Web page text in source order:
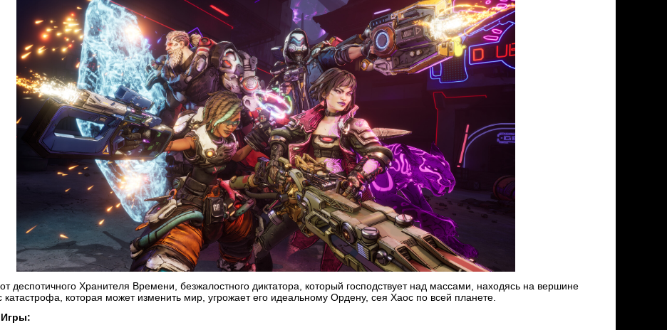
деспотичного Хранителя Времени, безжалостного диктатора, который господствует над массами, находясь на вершине
катастрофа, которая может изменить мир, угрожает его идеальному Ордену, сея Хаос по всей планете.